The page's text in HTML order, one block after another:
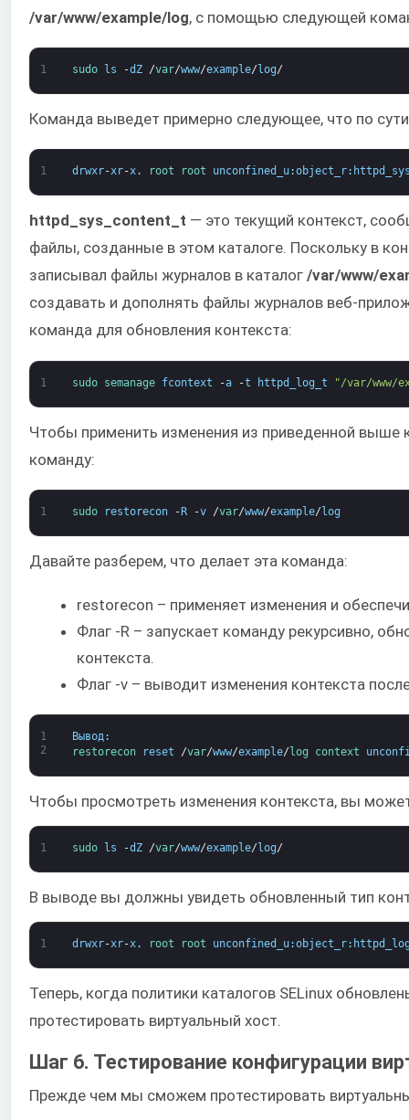
/var/www/example/log, с помощью следующей
1 sudo ls -dZ /var/www/example/ log/
Команда выведет примерно следующее, что по сути
1 drwxr-xr-x. root root unconfined_u:object_r:
httpd_sys_content_t — это текущий контекст,
файлы, созданные в этом каталоге. Поскольку в
записывал файлы журналов в каталог /var/www/
создавать и дополнять файлы журналов веб-
команда для обновления контекста:
1 sudo semanage fcontext -a -t httpd_log_t "/var/www/
Чтобы применить изменения из приведенной выше
команду:
1 sudo restorecon - R -v /var/www/example/ log
Давайте разберем, что делает эта команда:
restorecon – применяет изменения и
Флаг -R – запускает команду рекурсивно,
контекста.
Флаг -v – выводит изменения контекста
1
2
Вывод:
restorecon
reset /var/www/example/log context
Чтобы просмотреть изменения контекста, вы
1 sudo ls -dZ /var/www/example/ log/
В выводе вы должны увидеть обновленный тип
1 drwxr-xr-x. root root unconfined_u:object_r:
Теперь, когда политики каталогов SELinux
протестировать виртуальный хост.
Шаг 6. Тестирование конфигурации
Прежде чем мы сможем протестировать